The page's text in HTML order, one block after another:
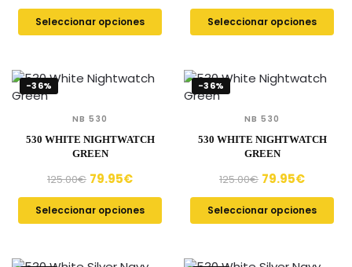
Seleccionar opciones Seleccionar opciones
-36%
NB 530
530 WHITE NIGHTWATCH
GREEN
125.00€ 79.95€
Seleccionar opciones
-36%
NB 530
530 WHITE NIGHTWATCH
GREEN
125.00€ 79.95€
Seleccionar opciones